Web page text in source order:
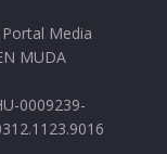
Media
MUDA
0009239-